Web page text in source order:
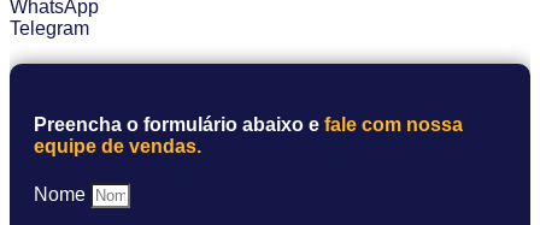
WhatsApp
Telegram
Preencha o formulário abaixo e fale com nossa
equipe de vendas.
Nome